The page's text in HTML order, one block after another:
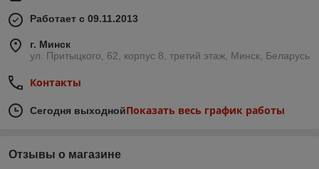
Работает с 09.11.2013
г. Минск
ул. Притыцкого, 62, корпус 8, третий этаж, Минск, Беларусь
Контакты
Сегодня выходнойПоказать весь график работы
Отзывы о магазине